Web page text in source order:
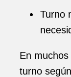
Turno
En
turno